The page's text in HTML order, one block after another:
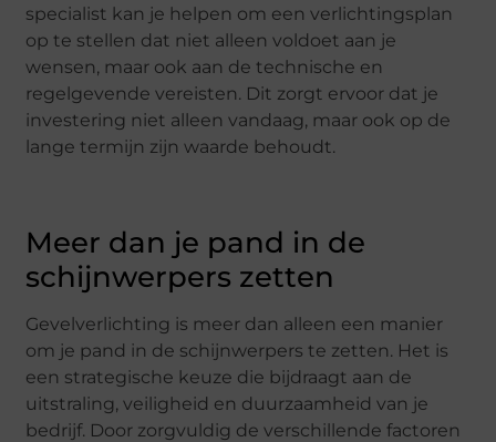
specialist kan je helpen om een verlichtingsplan
op te stellen dat niet alleen voldoet aan je
wensen, maar ook aan de technische en
regelgevende vereisten. Dit zorgt ervoor dat je
investering niet alleen vandaag, maar ook op de
lange termijn zijn waarde behoudt.
Meer dan je pand in de
schijnwerpers zetten
Gevelverlichting is meer dan alleen een manier
om je pand in de schijnwerpers te zetten. Het is
een strategische keuze die bijdraagt aan de
uitstraling, veiligheid en duurzaamheid van je
bedrijf. Door zorgvuldig de verschillende factoren